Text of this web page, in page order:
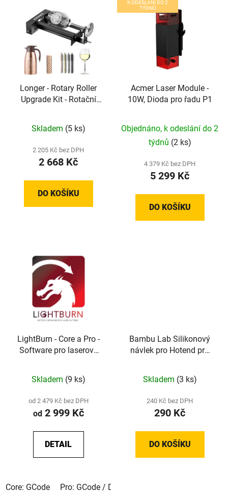
Longer - Rotary Roller
Upgrade Kit - Rotační
předmětů
Skladem (5 ks)
2 205 Kč bez DPH
2 668 Kč
DO KOŠÍKU
K ODESLÁNÍ DO 2
TÝDNŮ
Acmer Laser Module -
10W, Dioda pro řadu P1
Objednáno, k odeslání do 2
týdnů (2 ks)
4 379 Kč bez DPH
5 299 Kč
DO KOŠÍKU
LightBurn - Core a Pro -
Software pro laserové
Skladem (9 ks)
od 2 479 Kč bez DPH
od2 999 Kč
DETAIL
Core: GCode Pro: GCode / DSP / Galvo
Bambu Lab Silikonový
návlek pro Hotend pro
Skladem (3 ks)
240 Kč bez DPH
290 Kč
DO KOŠÍKU